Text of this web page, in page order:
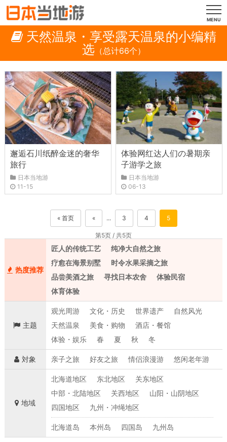
MENU
天然温泉・享受露天温泉的小编精
选（总计66个）
邂逅石川纸醉金迷的奢华
旅行
日本当地游
11-15
体验网红达人们の暑期亲
子游学之旅
日本当地游
06-13
第5页 / 共5页
« 首页 « ... 3 4 5
热度推荐
匠人的传统工艺
纯净大自然之旅
疗愈在海景别墅
时令水果采摘之旅
品尝美酒之旅
寻找日本农舍
体验民宿
体育体验
主题
观光周游 文化・历史 世界遗产
自然风光
天然温泉
美食・购物
酒店・餐馆
体验・娱乐
春 夏 秋 冬
対象 亲子之旅 好友之旅 情侣浪漫游 悠闲老年游
地域
北海道地区 东北地区
关东地区
中部・北陆地区
关西地区
山阳・山阴地区
四国地区
九州・冲绳地区
北海道岛 本州岛 四国岛 九州岛